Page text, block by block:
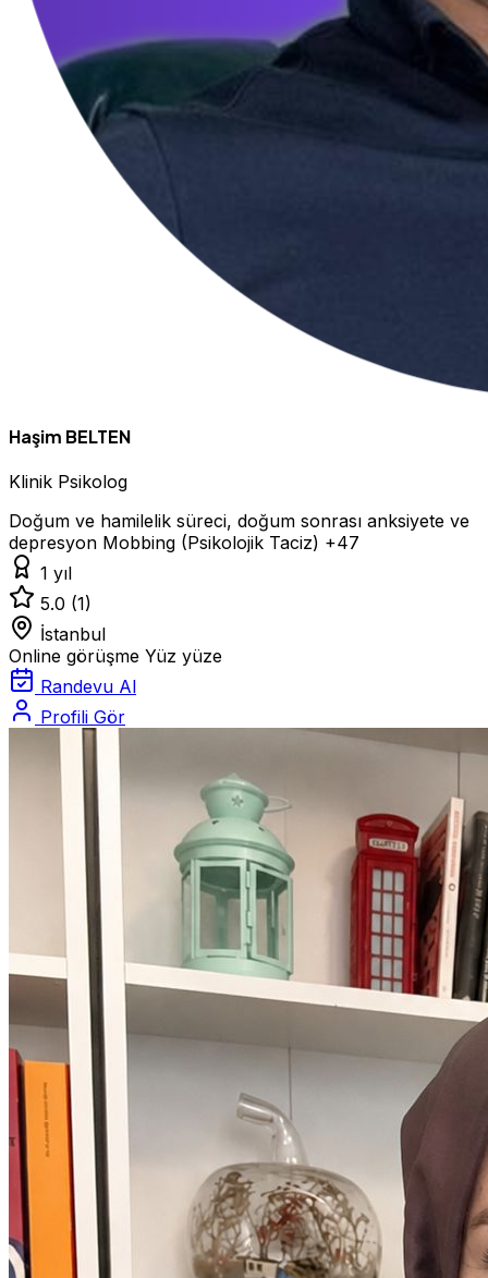
Haşim BELTEN
Klinik Psikolog
Doğum ve hamilelik süreci, doğum sonrası anksiyete ve
depresyon Mobbing (Psikolojik Taciz) +47
1 yıl
5.0 (1)
İstanbul
Online görüşme Yüz yüze
Randevu Al
Profili Gör